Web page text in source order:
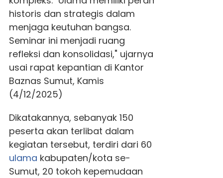
historis dan strategis dalam
menjaga keutuhan bangsa.
Seminar ini menjadi ruang
refleksi dan konsolidasi," ujarnya
usai rapat kepantian di Kantor
Baznas Sumut, Kamis
(4/12/2025)
Dikatakannya, sebanyak 150
peserta akan terlibat dalam
kegiatan tersebut, terdiri dari 60
ulama kabupaten/kota se-
Sumut, 20 tokoh kepemudaan